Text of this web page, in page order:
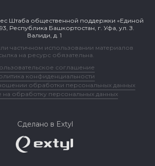
Штаба общественной поддержки «Единой
Республика Башкортостан, г. Уфа, ул. З.
Валиди, д. 1
частичном использовании материалов
на ресурс обязательна.
соглашение
конфиденциальности
обработки персональных данных
на обработку персональных данных
Сделано в Extyl